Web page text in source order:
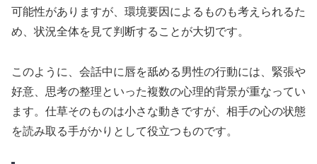
可能性がありますが、環境要因によるものも考えられるた
め、状況全体を見て判断することが大切です。
このように、会話中に唇を舐める男性の行動には、緊張や
好意、思考の整理といった複数の心理的背景が重なってい
ます。仕草そのものは小さな動きですが、相手の心の状態
を読み取る手がかりとして役立つものです。